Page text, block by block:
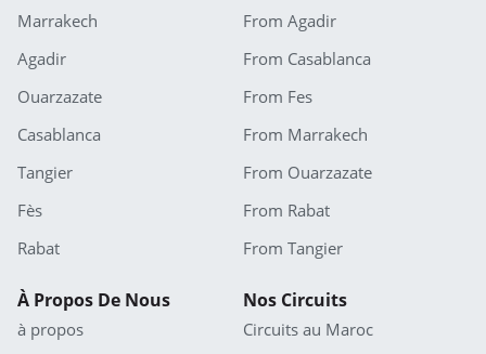
Marrakech
Agadir
Ouarzazate
Casablanca
Tangier
Fès
Rabat
From Agadir
From Casablanca
From Fes
From Marrakech
From Ouarzazate
From Rabat
From Tangier
À Propos De Nous
à propos
Nos Circuits
Circuits au Maroc